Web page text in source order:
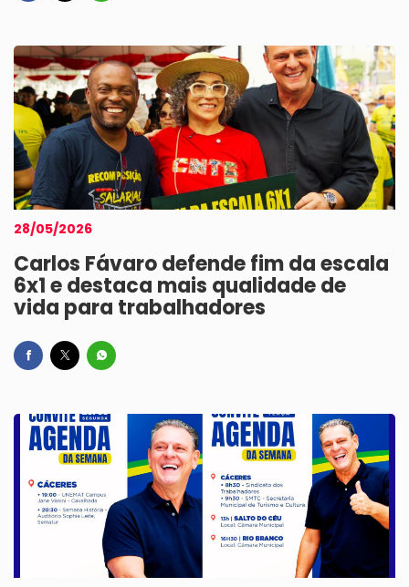
28/05/2026
Carlos Fávaro defende fim da escala
6x1 e destaca mais qualidade de
vida para trabalhadores